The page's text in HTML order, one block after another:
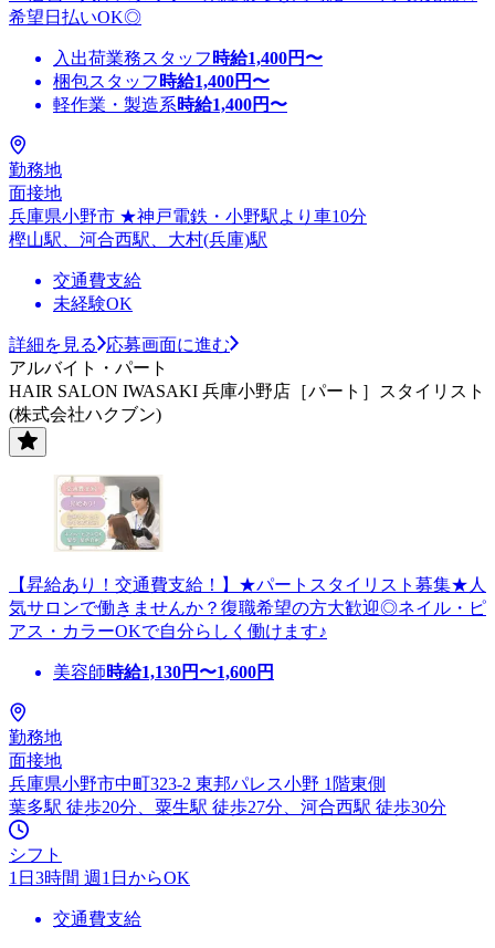
希望日払いOK◎
入出荷業務スタッフ 時給1,400円〜
梱包スタッフ 時給1,400円〜
軽作業・製造系時給1,400円〜
勤務地
面接地
兵庫県小野市 ★神戸電鉄・小野駅より車10分
樫山駅、河合西駅、大村(兵庫)駅
交通費支給
未経験OK
詳細を見る
応募画面に進む
アルバイト・パート
HAIR SALON IWASAKI 兵庫小野店［パート］スタイリスト
(株式会社ハクブン)
【昇給あり！交通費支給！】★パートスタイリスト募集★人
気サロンで働きませんか？復職希望の方大歓迎◎ネイル・ピ
アス・カラーOKで自分らしく働けます♪
美容師時給1,130円〜1,600円
勤務地
面接地
兵庫県小野市中町323-2 東邦パレス小野 1階東側
葉多駅 徒歩20分、粟生駅 徒歩27分、河合西駅 徒歩30分
シフト
1日3時間 週1日からOK
交通費支給